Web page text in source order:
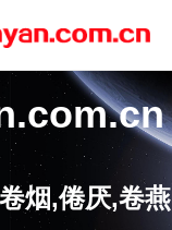
烟,倦厌,卷燕